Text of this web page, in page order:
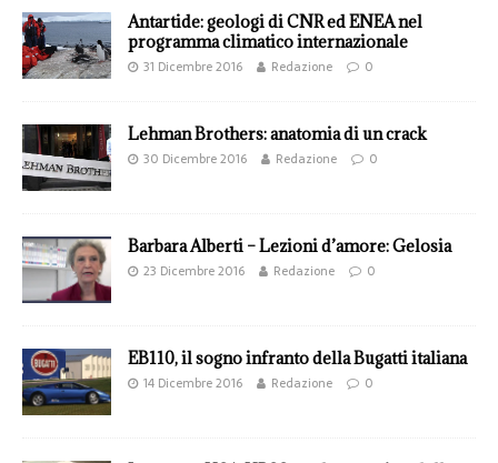
Antartide: geologi di CNR ed ENEA nel
programma climatico internazionale
31 Dicembre 2016 Redazione 0
Lehman Brothers: anatomia di un crack
30 Dicembre 2016 Redazione 0
Barbara Alberti – Lezioni d’amore: Gelosia
23 Dicembre 2016 Redazione 0
EB110, il sogno infranto della Bugatti italiana
14 Dicembre 2016 Redazione 0